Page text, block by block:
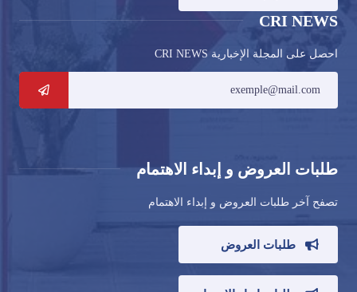
CRI NEWS
احصل على المجلة الإخبارية CRI NEWS
طلبات العروض و إبداء الاهتمام
تصفح آخر طلبات العروض و إبداء الاهتمام
طلبات العروض